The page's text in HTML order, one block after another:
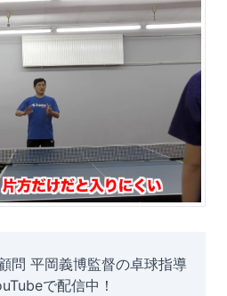
問 平岡義博監督の卓球指導
で配信中！